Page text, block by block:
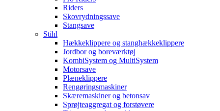
Riders
Skovrydningssave
Stangsave
Stihl
Hækkeklippere og stanghækkeklippere
Jordbor og boreværktøj
KombiSystem og MultiSystem
Motorsave
Plæneklippere
Rengøringsmaskiner
Skæremaskiner og betonsav
Sprøjteaggregat og forstøvere